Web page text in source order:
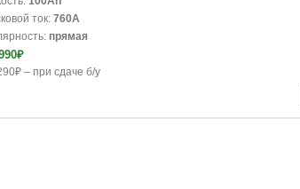
ток: 760A
прямая
– при сдаче б/у